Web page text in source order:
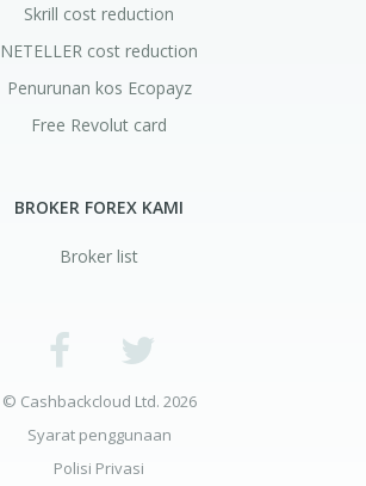
Skrill cost reduction
NETELLER cost reduction
Penurunan kos Ecopayz
Free Revolut card
BROKER FOREX KAMI
Broker list
© Cashbackcloud Ltd. 2026
Syarat penggunaan
Polisi Privasi